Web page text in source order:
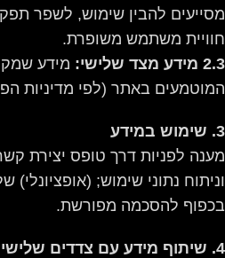
מסייעים להבין שימוש, לשפר
חוויית משתמש משופרת.
2.3 מידע מצד שלישי:
מידע
המוטמעים באתר (לפי מדיניות
3. שימוש במידע
מענה לפניות דרך טופס יצירת
וניתוח נתוני שימוש;
בכפוף להסכמה מפורשת.
4. שיתוף מידע עם צדדים שלישיים